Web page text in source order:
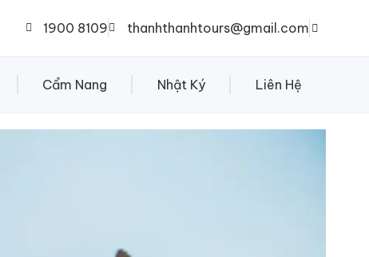
1900 8109 thanhthanhtours@gmail.com
Cẩm Nang Nhật Ký Liên Hệ